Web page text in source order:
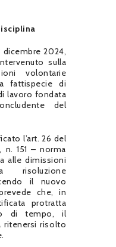
dicembre 2024,
sulla
volontarie
fattispecie di
lavoro fondata
del
l’art. 26 del
n. 151 – norma
alle dimissioni
risoluzione
il nuovo
che, in
protratta
di tempo, il
ritenersi risolto